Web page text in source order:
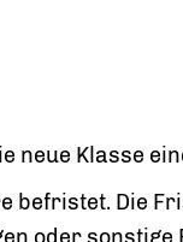
Klasse
befristet. Die